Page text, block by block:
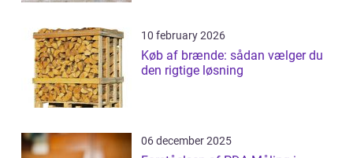
10 february 2026
Køb af brænde: sådan vælger du
den rigtige løsning
06 december 2025